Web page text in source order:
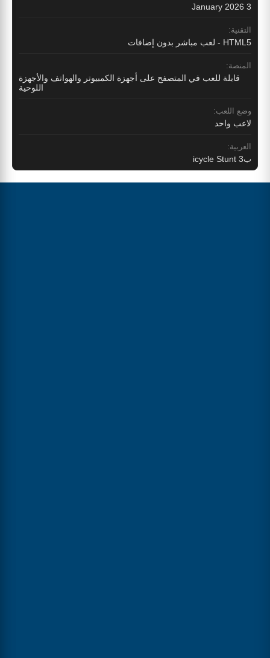
3 January 2026
التقنية:
HTML5 - لعب مباشر بدون إضافات
المنصة:
قابلة للعب في المتصفح على أجهزة الكمبيوتر والهواتف والأجهزة
اللوحية
وضع اللعب:
لاعب واحد
العربية:
بicycle Stunt 3